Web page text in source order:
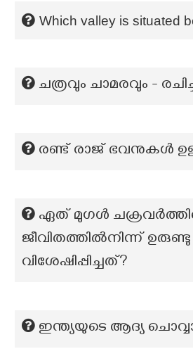
Which valley is situated
ചത്രവും ചാമരവും -
രണ്ട് രാജ് ഭവനുകൾ
ഏത് മുഗൾ
ജീവിതത്തിൽനിന്ന്
വിശേഷിപ്പിച്ചത്?
ഇന്ത്യയുടെ ആദ്യ